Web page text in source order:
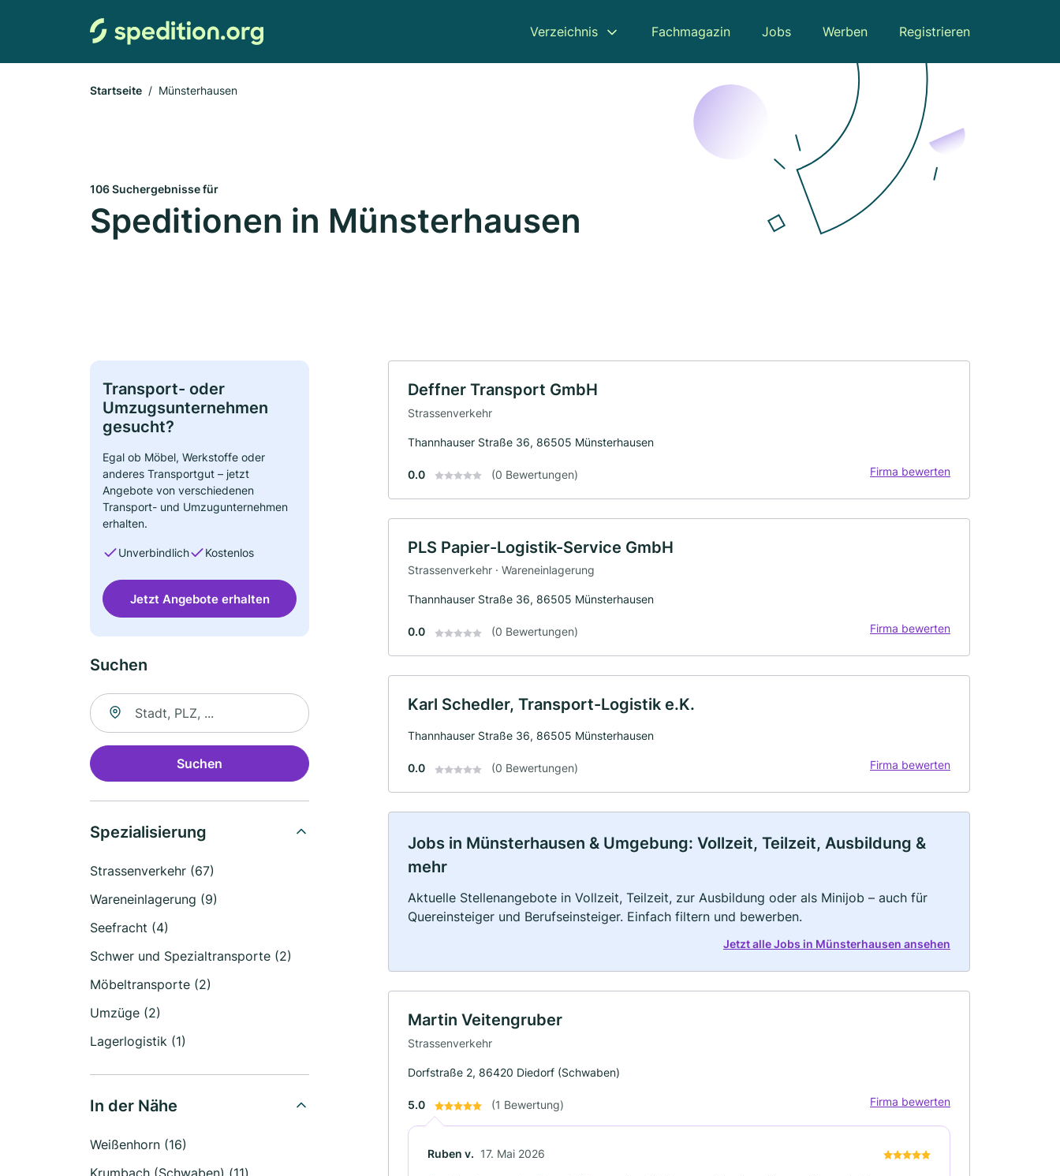
Verzeichnis Fachmagazin Jobs Werben Registrieren
Startseite Münsterhausen
106 Suchergebnisse für
Speditionen in Münsterhausen
Transport- oder
Umzugsunternehmen
gesucht?
Egal ob Möbel, Werkstoffe oder
anderes Transportgut – jetzt
Angebote von verschiedenen
Transport- und Umzugunternehmen
erhalten.
Unverbindlich Kostenlos
Jetzt Angebote erhalten
Suchen
Suche nach Ort
Suchen
Spezialisierung
Strassenverkehr (67)
Wareneinlagerung (9)
Seefracht (4)
Schwer und Spezialtransporte (2)
Möbeltransporte (2)
Umzüge (2)
Lagerlogistik (1)
In der Nähe
Weißenhorn (16)
Krumbach (Schwaben) (11)
Deffner Transport GmbH
Strassenverkehr
Thannhauser Straße 36, 86505 Münsterhausen
0.0 (0 Bewertungen) Firma bewerten
PLS Papier-Logistik-Service GmbH
Strassenverkehr · Wareneinlagerung
Thannhauser Straße 36, 86505 Münsterhausen
0.0 (0 Bewertungen) Firma bewerten
Karl Schedler, Transport-Logistik e.K.
Thannhauser Straße 36, 86505 Münsterhausen
0.0 (0 Bewertungen) Firma bewerten
Jobs in Münsterhausen & Umgebung: Vollzeit, Teilzeit, Ausbildung &
mehr
Aktuelle Stellenangebote in Vollzeit, Teilzeit, zur Ausbildung oder als Minijob – auch für
Quereinsteiger und Berufseinsteiger. Einfach filtern und bewerben.
Jetzt alle Jobs in Münsterhausen ansehen
Martin Veitengruber
Strassenverkehr
Dorfstraße 2, 86420 Diedorf (Schwaben)
5.0 (1 Bewertung) Firma bewerten
Ruben v. 17. Mai 2026